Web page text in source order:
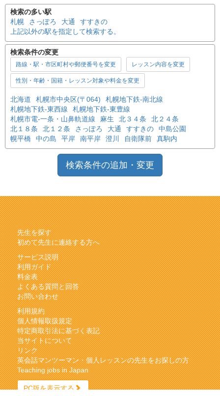
検索の多い駅
札幌
さっぽろ 大通
すすきの
上記以外の駅を指定して検索する。
検索条件の変更
路線・駅・市区町村や郵便番号を変更 レッスン内容を変更
性別・年齢・国籍・レッスン対象や料金を変更
北海道 札幌市中央区(〒064)
札幌地下鉄-南北線
札幌地下鉄-東西線
札幌地下鉄-東豊線
札幌市電-一条・山鼻軌道線
麻生 北３４条
北２４条
北１８条
北１２条 さっぽろ 大通 すすきの
中島公園
幌平橋
中の島 平岸 南平岸 澄川 自衛隊前 真駒内
検索条件の追加・変更
先生を探す
初めて先生に連絡する方へ
サービス説明
利用ガイド
料金表
よくある質問と回答
お問い合わせ
利用規約
個人情報取扱規定
特定商取引法に基づく表記
当サイトについて
リンク
英会話マンツーマン・個人レッスンの先生をお探しの方
Teaching jobs in Japan
PC版を表示する